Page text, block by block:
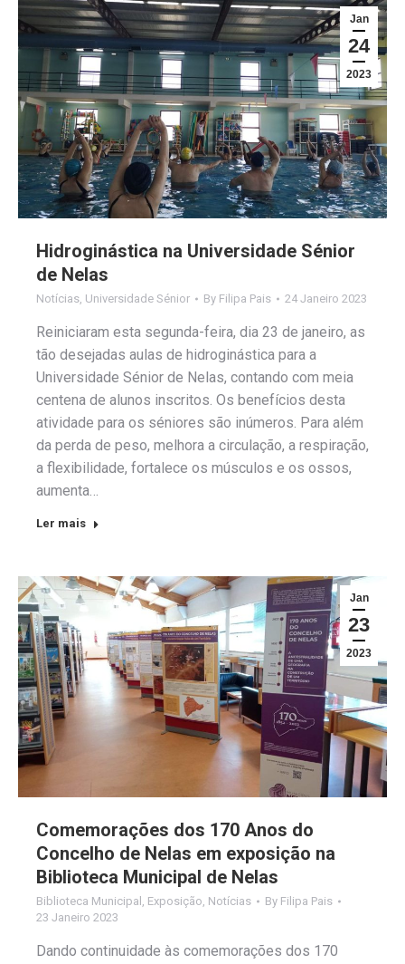
Jan
24
2023
Hidroginástica na Universidade Sénior
de Nelas
Notícias Universidade Sénior By Filipa Pais 24 Janeiro 2023
Reiniciaram esta segunda-feira, dia 23 de janeiro, as
tão desejadas aulas de hidroginástica para a
Universidade Sénior de Nelas, contando com meia
centena de alunos inscritos. Os benefícios desta
atividade para os séniores são inúmeros. Para além
da perda de peso, melhora a circulação, a respiração,
a flexibilidade, fortalece os músculos e os ossos,
aumenta…
Ler mais
Jan
23
2023
Comemorações dos 170 Anos do
Concelho de Nelas em exposição na
Biblioteca Municipal de Nelas
Biblioteca Municipal , Exposição, Notícias By Filipa Pais
23 Janeiro 2023
Dando continuidade às comemorações dos 170